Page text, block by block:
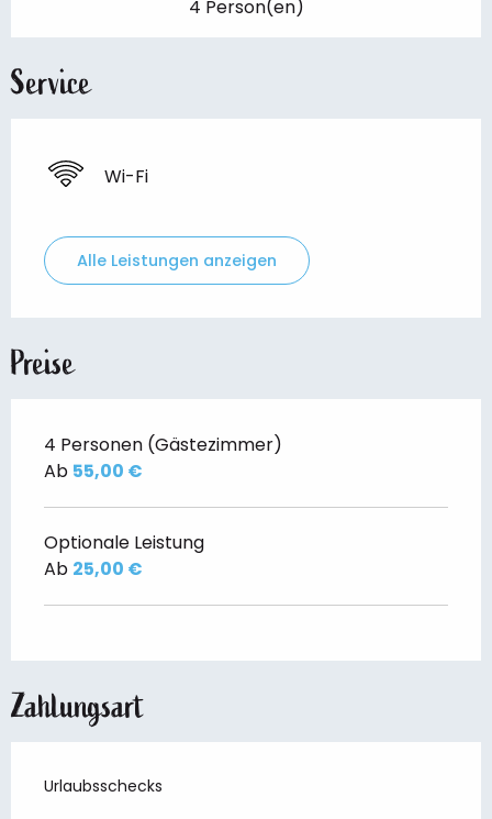
4 Person(en)
Service
Wi-Fi
Alle Leistungen anzeigen
Preise
4 Personen (Gästezimmer)
Ab 55,00 €
Optionale Leistung
Ab 25,00 €
Zahlungsart
Urlaubsschecks